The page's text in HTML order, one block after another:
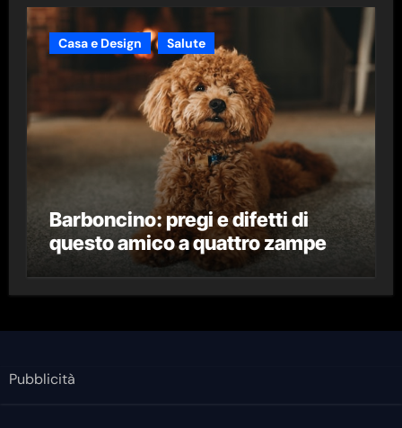
Casa e Design Salute
Barboncino: pregi e difetti di
questo amico a quattro zampe
Pubblicità